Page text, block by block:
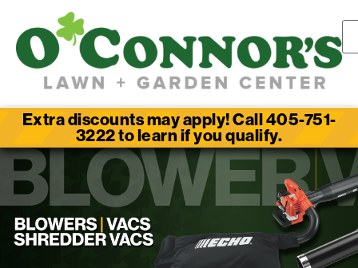
Extra discounts may apply! Call 405-751-
3222 to learn if you qualify.